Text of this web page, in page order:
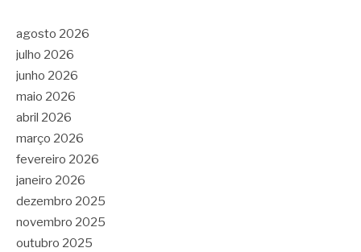
agosto 2026
julho 2026
junho 2026
maio 2026
abril 2026
março 2026
fevereiro 2026
janeiro 2026
dezembro 2025
novembro 2025
outubro 2025